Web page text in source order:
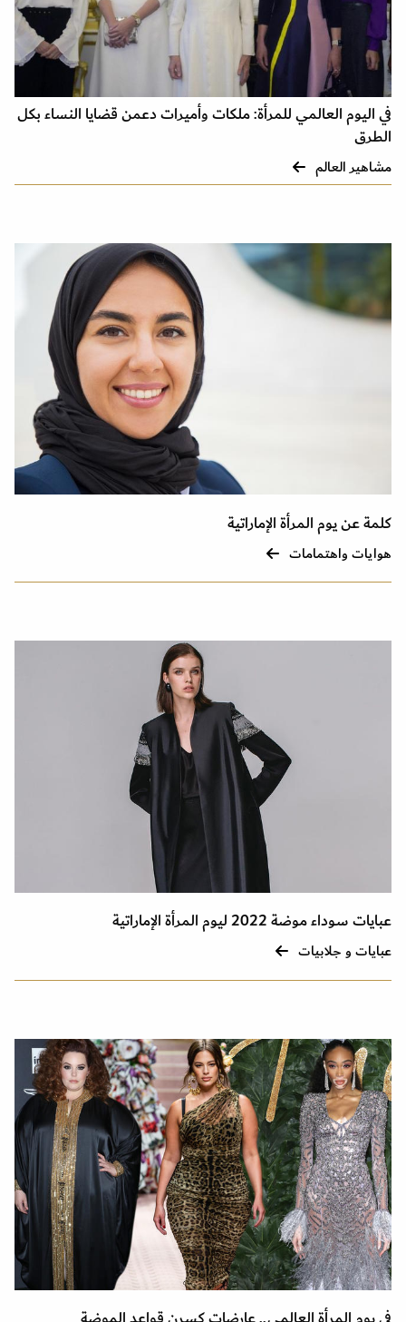
في اليوم العالمي للمرأة: ملكات وأميرات دعمن قضايا النساء بكل
الطرق
مشاهير العالم
كلمة عن يوم المرأة الإماراتية
هوايات واهتمامات
عبايات سوداء موضة 2022 ليوم المرأة الإماراتية
عبايات و جلابيات